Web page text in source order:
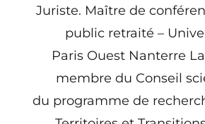
Juriste. Maître de
public retraité –
Paris Ouest Nanterre
membre du Conseil
du programme de